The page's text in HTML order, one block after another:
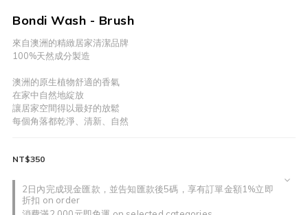
Bondi Wash - Brush
來自澳洲的精緻居家清潔品牌
100%天然成分製造
澳洲的原生植物舒適的香氣
在家中自然地綻放
讓居家空間得以最好的放鬆
每個角落都乾淨、清新、自然
2日內完成現金匯款，並告知匯款後5碼，享有訂單金額1%立即
折扣 on order
NT$350